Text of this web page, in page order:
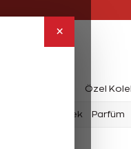
×
Yüzük Özel
Erkek Parfüm